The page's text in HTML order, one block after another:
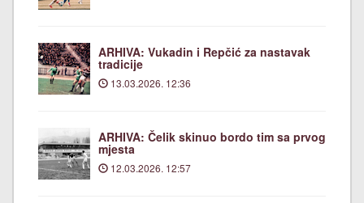
ARHIVA: Vukadin i Repčić za nastavak
tradicije
13.03.2026. 12:36
ARHIVA: Čelik skinuo bordo tim sa prvog
mjesta
12.03.2026. 12:57